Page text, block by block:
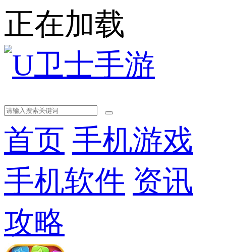
正在加载
首页 手机游戏
手机软件 资讯
攻略